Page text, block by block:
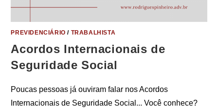
PREVIDENCIÁRIO / TRABALHISTA
Acordos Internacionais de
Seguridade Social
Poucas pessoas já ouviram falar nos Acordos
Internacionais de Seguridade Social... Você conhece?